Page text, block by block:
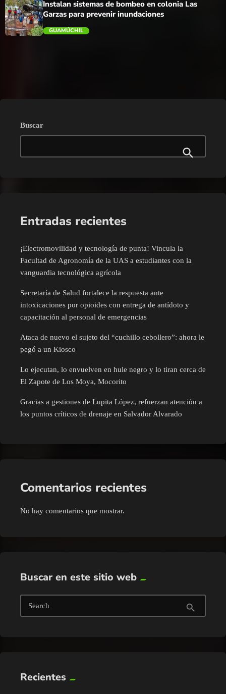
Instalan sistemas de bombeo en colonia Las
Garzas para prevenir inundaciones
GUAMÚCHIL
Buscar
Entradas recientes
¡Electromovilidad y tecnología de punta! Vincula la
Facultad de Agronomía de la UAS a estudiantes con la
vanguardia tecnológica agrícola
Secretaría de Salud fortalece la respuesta ante
intoxicaciones por opioides con entrega de antídoto y
capacitación al personal de emergencias
Ataca de nuevo el sujeto del “cuchillo cebollero”: ahora le
pegó a un Kiosco
Lo ejecutan, lo envuelven en hule negro y lo tiran cerca de
El Zapote de Los Moya, Mocorito
Gracias a gestiones de Lupita López, refuerzan atención a
los puntos críticos de drenaje en Salvador Alvarado
Comentarios recientes
No hay comentarios que mostrar.
Buscar en este sitio web
Search search
Recientes